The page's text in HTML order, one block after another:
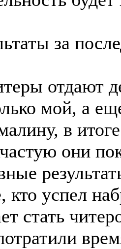
за
отдают
мой, а
в
они
успел
стать